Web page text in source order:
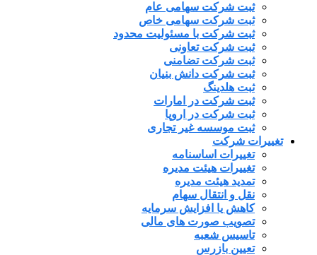
ثبت شرکت سهامی عام
ثبت شرکت سهامی خاص
ثبت شرکت با مسئولیت محدود
ثبت شرکت تعاونی
ثبت شرکت تضامنی
ثبت شرکت دانش بنیان
ثبت هلدینگ
ثبت شرکت در امارات
ثبت شرکت در اروپا
ثبت موسسه غیر تجاری
تغییرات شرکت
تغییرات اساسنامه
تغییرات هیئت مدیره
تمدید هیئت مدیره
نقل و انتقال سهام
کاهش یا افزایش سرمایه
تصویب صورت های مالی
تاسیس شعبه
تعیین بازرس